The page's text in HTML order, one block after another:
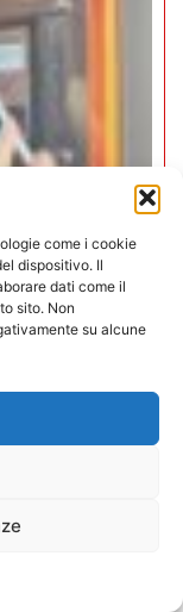
come i cookie
dispositivo. Il
dati come il
sito. Non
su alcune
per gli